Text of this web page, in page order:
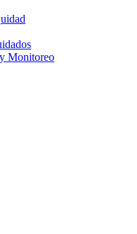
Monitoreo